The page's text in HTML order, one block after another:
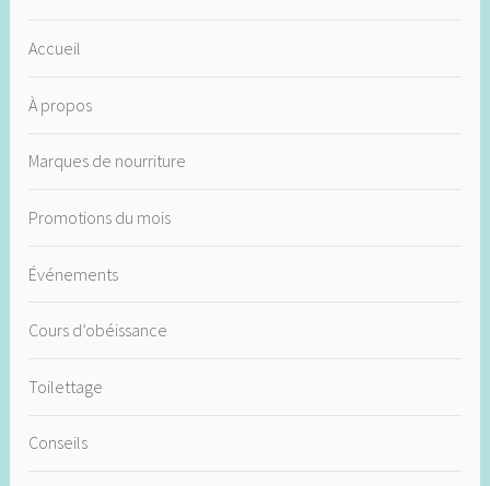
Accueil
À propos
Marques de nourriture
Promotions du mois
Événements
Cours d’obéissance
Toilettage
Conseils